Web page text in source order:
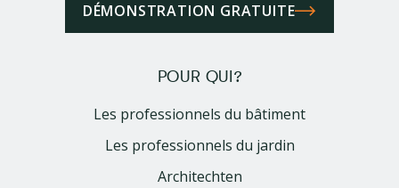
DÉMONSTRATION GRATUITE
POUR QUI?
Les professionnels du bâtiment
Les professionnels du jardin
Architechten